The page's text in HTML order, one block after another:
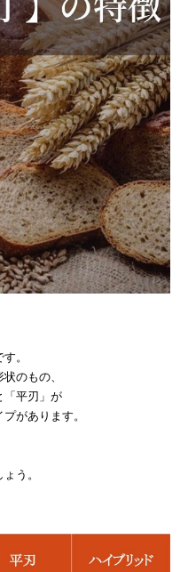
。
のもの、
「平刃」が
があります。
う。